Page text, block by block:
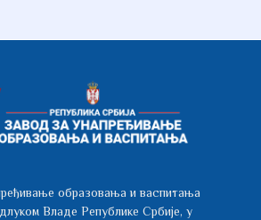
образовања и васпитања
Владе Републике Србије, у